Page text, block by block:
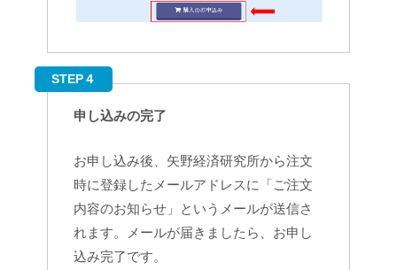
STEP４
申し込みの完了
お申し込み後、矢野経済研究所から注文
時に登録したメールアドレスに「ご注文
内容のお知らせ」というメールが送信さ
れます。メールが届きましたら、お申し
込み完了です。